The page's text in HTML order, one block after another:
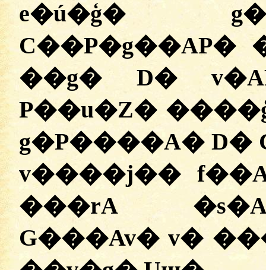
e�ú�ģ�
��g� D�
P��u�Z�
g�P����A� D�
v����j��
���rA
G���Av� v�